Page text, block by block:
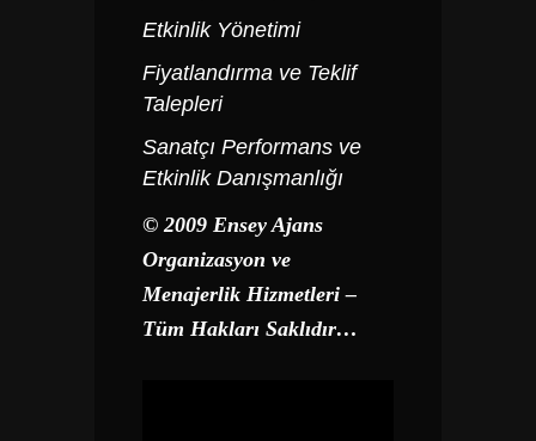
Etkinlik Yönetimi
Fiyatlandırma ve Teklif
Talepleri
Sanatçı Performans ve
Etkinlik Danışmanlığı
© 2009 Ensey Ajans
Organizasyon ve
Menajerlik Hizmetleri –
Tüm Hakları Saklıdır…